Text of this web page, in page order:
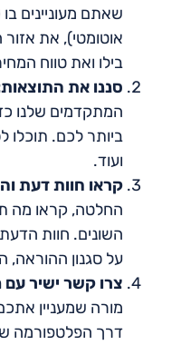
שאתם מעוניינים
אוטומטי), את
בילו ואת טווח
סננו את
המתקדמים שלנו
ביותר לכם. תוכלו
ועוד.
קראו חוות דעת
החלטה, קראו מה
השונים. חוות
על סגנון ההוראה,
צרו קשר ישיר עם
מורה שמעניין
דרך הפלטפורמה